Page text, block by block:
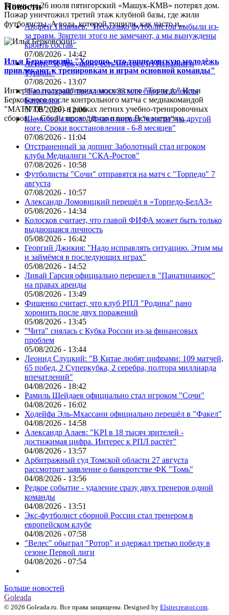
В ночь на 26 июля пятигорский «Машук-КМВ» потерял дом.
Пожар уничтожил третий этаж клубной базы, где жили
футболисты. А вода, которой тушили, как часто и...
Илья Берковский: "Хорошо, что торпедовскую молодёжь
привлекают к тренировкам и играм основной команды"
Интервью полузащитника московского "Торпедо" Ильи
Берковского после контрольного матча с медиакомандой
"МАТЧ ТВ" (9:0) в рамках летних учебно-тренировочных
сборов.— Сборы проходят по плану. Всю нагрузку,...
Новости
Андрей Талалаев: "Несколько футболистов выбыли из-
за травм. Зрители этого не замечают, а мы вынуждены
кроить состав"
07/08/2026 - 14:42
Агент: "К Дркушичу есть интерес из Испании и
Турции"
07/08/2026 - 13:07
"Галатасарай" предложил 33 млн евро за Алексея
Батракова
07/08/2026 - 12:06
Шамиль Газизов: "Джапо порвал "кресты" на другой
ноге. Сроки восстановления - 6-8 месяцев"
07/08/2026 - 11:04
Отстраненный за допинг Заболотный стал игроком
клуба Медиалиги "СКА-Ростов"
07/08/2026 - 10:58
Футболисты "Сочи" отправятся на матч с "Торпедо" 7
августа
07/08/2026 - 10:57
Александр Ломовицкий перешёл в «Торпедо-БелАЗ»
05/08/2026 - 14:34
Колосков считает, что главой ФИФА может быть только
выдающаяся личность
05/08/2026 - 16:42
Георгий Джикия: "Надо исправлять ситуацию. Этим мы
и займёмся в последующих играх"
05/08/2026 - 14:52
Ливай Гарсия официально перешел в "Панатинаикос"
на правах аренды
05/08/2026 - 13:49
Фищенко считает, что клуб РПЛ "Родина" рано
хоронить после двух поражений
05/08/2026 - 13:45
"Чита" снялась с Кубка России из-за финансовых
проблем
05/08/2026 - 13:44
Леонид Слуцкий: "В Китае любят цифрами: 109 матчей,
65 побед, 2 Суперкубка, 2 серебра, полтора миллиарда
впечатлений"
04/08/2026 - 18:42
Рамиль Шейдаев официально стал игроком "Сочи"
04/08/2026 - 16:02
Ходейфа Эль-Мхассани официально перешёл в "Факел"
04/08/2026 - 14:58
Александр Алаев: "KPI в 18 тысяч зрителей -
достижимая цифра. Интерес к РПЛ растёт"
04/08/2026 - 13:57
Арбитражный суд Томской области 27 августа
рассмотрит заявление о банкротстве ФК "Томь"
04/08/2026 - 13:56
Редкое событие - удаление сразу двух тренеров одной
команды
04/08/2026 - 13:51
Экс-футболист сборной России стал тренером в
европейском клубе
04/08/2026 - 07:58
"Велес" обыграл "Ротор" и одержал третью победу в
сезоне Первой лиги
04/08/2026 - 07:54
Больше новостей
Goleada
© 2026 Goleada.ru. Все права защищены. Designed by Elsitecreator.com